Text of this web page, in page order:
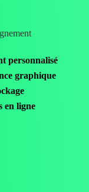
personnalisé
graphique
en ligne